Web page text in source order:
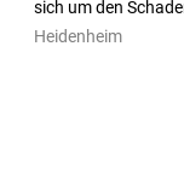
Heidenheim